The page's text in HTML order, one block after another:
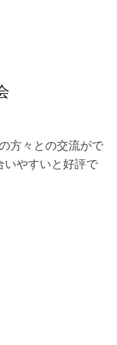
方々との交流がで
いやすいと好評で